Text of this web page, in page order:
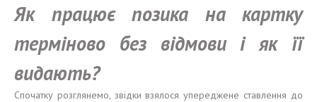
Як працює позика на картку
терміново без відмови і як її
видають?
Спочатку розглянемо, звідки взялося упереджене ставлення до